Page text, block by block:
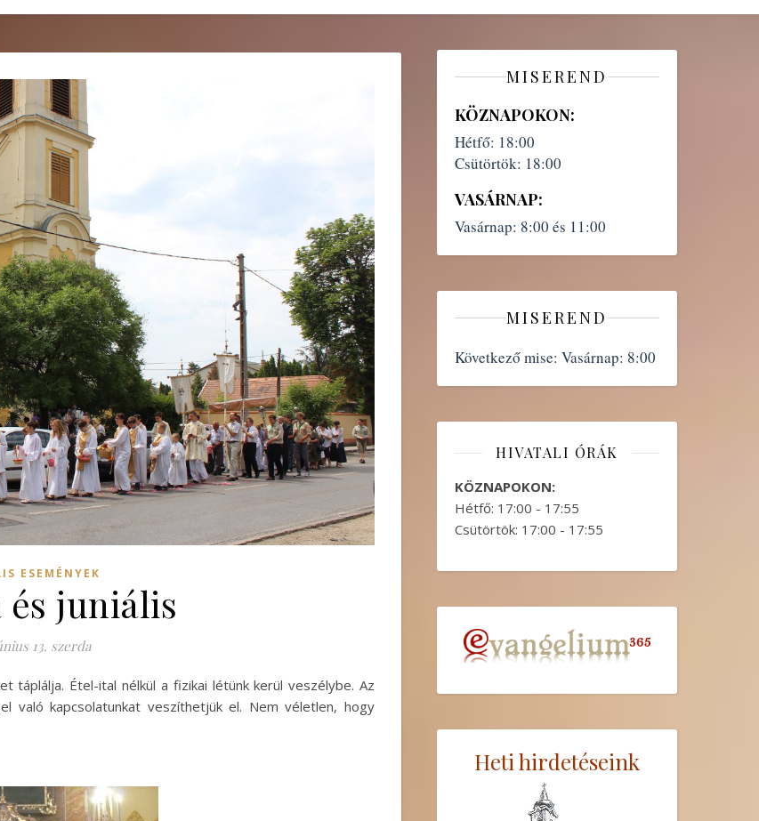
ESEMÉNYEK
és juniális
13. szerda
táplálja. Étel-ital nélkül a fizikai létünk kerül veszélybe. Az
való kapcsolatunkat veszíthetjük el. Nem véletlen, hogy
MISEREND
KÖZNAPOKON:
Hétfő: 18:00
Csütörtök: 18:00
VASÁRNAP:
Vasárnap: 8:00 és 11:00
MISEREND
Következő mise: Vasárnap: 8:00
HIVATALI ÓRÁK
KÖZNAPOKON:
Hétfő: 17:00 - 17:55
Csütörtök: 17:00 - 17:55
Heti hirdetéseink